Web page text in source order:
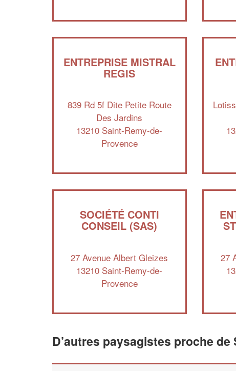
ENTREPRISE MISTRAL
REGIS
839 Rd 5f Dite Petite Route
Des Jardins
13210 Saint-Remy-de-
Provence
SOCIÉTÉ CONTI
CONSEIL (SAS)
27 Avenue Albert Gleizes
13210 Saint-Remy-de-
Provence
27
D’autres paysagistes proche